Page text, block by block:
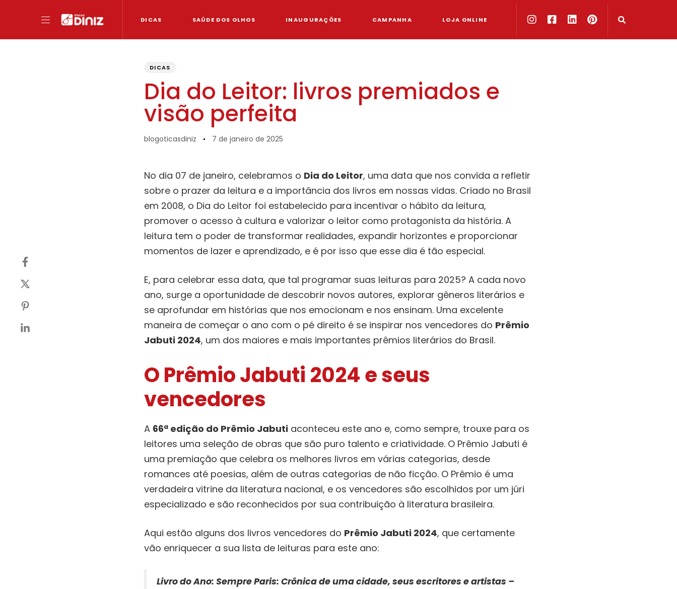
DICAS SAÚDE DOS OLHOS INAUGURAÇÕES CAMPANHA LOJA ONLINE
DICAS
Dia do Leitor: livros premiados e
visão perfeita
blogoticasdiniz 7 de janeiro de 2025
No dia 07 de janeiro, celebramos o Dia do Leitor, uma data que nos convida a refletir
sobre o prazer da leitura e a importância dos livros em nossas vidas. Criado no Brasil
em 2008, o Dia do Leitor foi estabelecido para incentivar o hábito da leitura,
promover o acesso à cultura e valorizar o leitor como protagonista da história. A
leitura tem o poder de transformar realidades, expandir horizontes e proporcionar
momentos de lazer e aprendizado, e é por isso que esse dia é tão especial.
E, para celebrar essa data, que tal programar suas leituras para 2025? A cada novo
ano, surge a oportunidade de descobrir novos autores, explorar gêneros literários e
se aprofundar em histórias que nos emocionam e nos ensinam. Uma excelente
maneira de começar o ano com o pé direito é se inspirar nos vencedores do Prêmio
Jabuti 2024, um dos maiores e mais importantes prêmios literários do Brasil.
O Prêmio Jabuti 2024 e seus
vencedores
A 66ª edição do Prêmio Jabuti aconteceu este ano e, como sempre, trouxe para os
leitores uma seleção de obras que são puro talento e criatividade. O Prêmio Jabuti é
uma premiação que celebra os melhores livros em várias categorias, desde
romances até poesias, além de outras categorias de não ficção. O Prêmio é uma
verdadeira vitrine da literatura nacional, e os vencedores são escolhidos por um júri
especializado e são reconhecidos por sua contribuição à literatura brasileira.
Aqui estão alguns dos livros vencedores do Prêmio Jabuti 2024, que certamente
vão enriquecer a sua lista de leituras para este ano:
Livro do Ano: Sempre Paris: Crônica de uma cidade, seus escritores e artistas –